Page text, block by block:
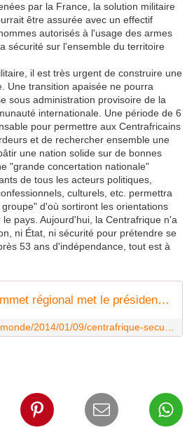
par la France, la solution militaire
être assurée avec un effectif
autorisés à l'usage des armes
sécurité sur l'ensemble du territoire
il est très urgent de construire une
Une transition apaisée ne pourra
sous administration provisoire de la
internationale. Une période de 6
pour permettre aux Centrafricains
et de rechercher ensemble une
une nation solide sur de bonnes
"grande concertation nationale"
de tous les acteurs politiques,
culturels, etc. permettra
d'où sortiront les orientations
pays. Aujourd'hui, la Centrafrique n'a
ni État, ni sécurité pour prétendre se
53 ans d'indépendance, tout est à
Centrafrique: le sommet régional met le président Djotodia en sursis